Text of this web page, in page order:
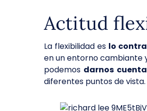
Actitud
La flexibilidad es lo
en un entorno cambiante
podemos darnos
diferentes puntos de vista.